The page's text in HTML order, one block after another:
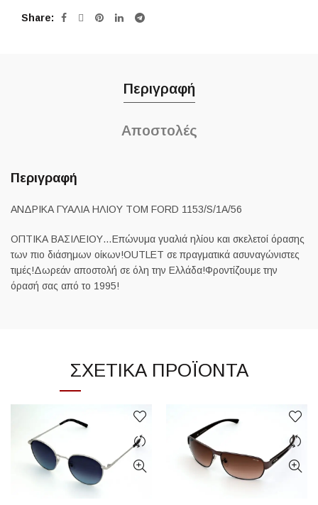
Share
Περιγραφή
Αποστολές
Περιγραφή
ΑΝΔΡΙΚΑ ΓΥΑΛΙΑ ΗΛΙΟΥ TOM FORD 1153/S/1A/56
ΟΠΤΙΚΑ ΒΑΣΙΛΕΙΟΥ…Επώνυμα γυαλιά ηλίου και σκελετοί όρασης
των πιο διάσημων οίκων!OUTLET σε πραγματικά ασυναγώνιστες
τιμές!Δωρεάν αποστολή σε όλη την Ελλάδα!Φροντίζουμε την
όρασή σας από το 1995!
ΣΧΕΤΙΚΆ ΠΡΟΪΌΝΤΑ